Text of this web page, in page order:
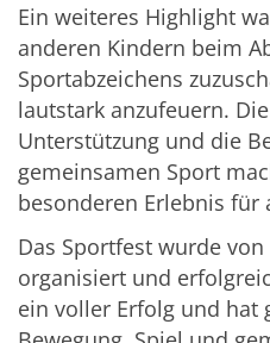
Ein weiteres Highlight
anderen Kindern beim
Sportabzeichens
lautstark anzufeuern.
Unterstützung und die
gemeinsamen Sport
besonderen Erlebnis für
Das Sportfest wurde
organisiert und
ein voller Erfolg und hat